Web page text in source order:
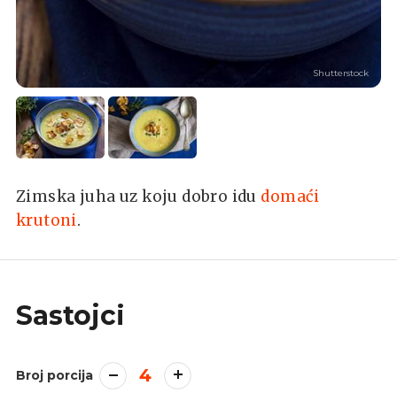
Shutterstock
Zimska juha uz koju dobro idu domaći
krutoni.
Sastojci
Broj porcija 4